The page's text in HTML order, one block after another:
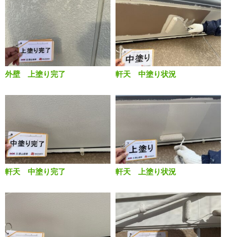
外壁 上塗り完了 軒天 中塗り状況
軒天 中塗り完了 軒天 上塗り状況